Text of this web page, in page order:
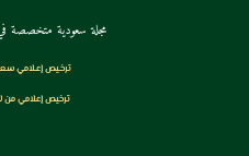
مجلة سعودية متخصصة
ترخـيص إعـلامي سـعودي
ترخيص إعلامي من لندن